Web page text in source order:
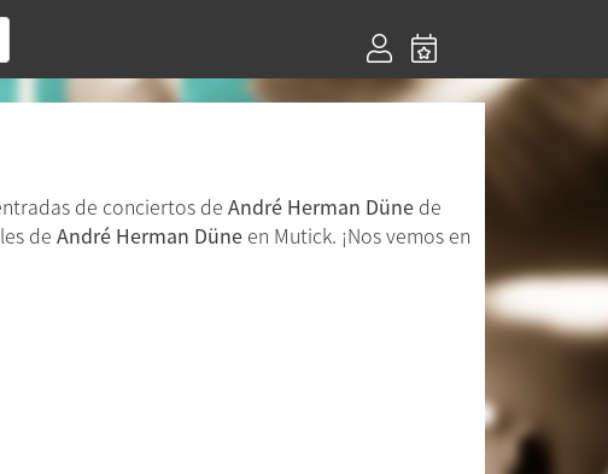
de conciertos de André Herman Düne de
de André Herman Düne en Mutick. ¡Nos vemos en